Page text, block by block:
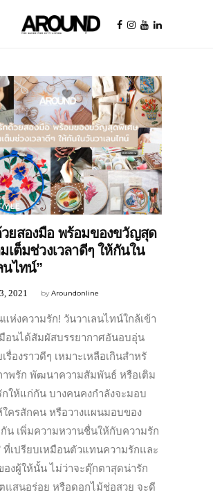
ยสองมือ พร้อมของขวัญสุด
เต็มช่วงเวลาดีๆ ให้กันใน
นไทน์”
byAroundonline
2021
แห่งความรัก! วันวาเลนไทน์ใกล้เข้า
อนได้สัมผัสบรรยากาศอันอบอุ่น
รื่องราวดีๆ เหมาะเหลือเกินสำหรั
าพรัก พัฒนาความสัมพันธ์ หรือเติม
กให้แก่กัน บางคนคงกำลังจะมอบ
ใครสักคน หรือวางแผนมอบของ
น เพิ่มความหวานชื่นให้กับความรัก
ที่เปรียบเหมือนตัวแทนความรักและ
องผู้ให้นั้น ไม่ว่าจะตุ๊กตาสุดน่ารัก
แสนอร่อย หรือดอกไม้ช่อสวย จะดี